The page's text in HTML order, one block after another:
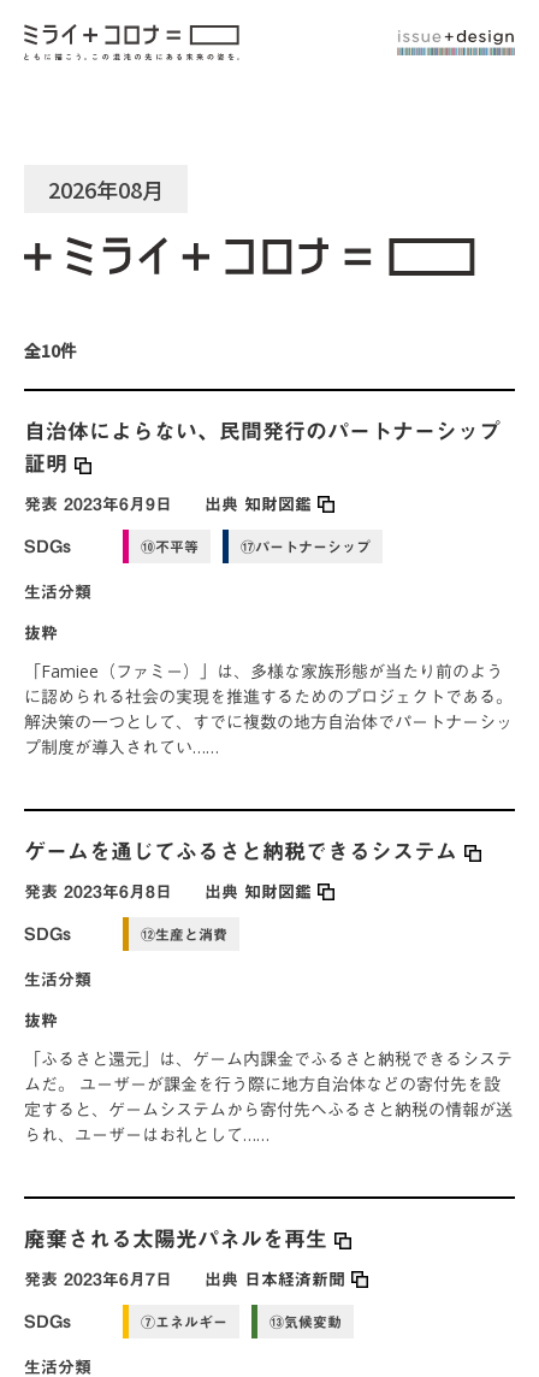
2026年08月
全10件
自治体によらない、民間発行のパートナーシップ
証明
発表 2023年6月9日 出典 知財図鑑
SDGs ⑩不平等 ⑰パートナーシップ
生活分類
抜粋
「Famiee（ファミー）」は、多様な家族形態が当たり前のよう
に認められる社会の実現を推進するためのプロジェクトである。
解決策の一つとして、すでに複数の地方自治体でパートナーシッ
プ制度が導入されてい……
ゲームを通じてふるさと納税できるシステム
発表 2023年6月8日 出典 知財図鑑
SDGs ⑫生産と消費
生活分類
抜粋
「ふるさと還元」は、ゲーム内課金でふるさと納税できるシステ
ムだ。 ユーザーが課金を行う際に地方自治体などの寄付先を設
定すると、ゲームシステムから寄付先へふるさと納税の情報が送
られ、ユーザーはお礼として……
廃棄される太陽光パネルを再生
発表 2023年6月7日 出典 日本経済新聞
SDGs ⑦エネルギー ⑬気候変動
生活分類